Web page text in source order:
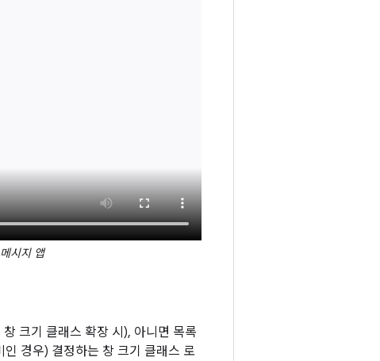
시지 앱
크기 클래스 확장 시), 아니면 목록
경우) 결정하는 창 크기 클래스 로